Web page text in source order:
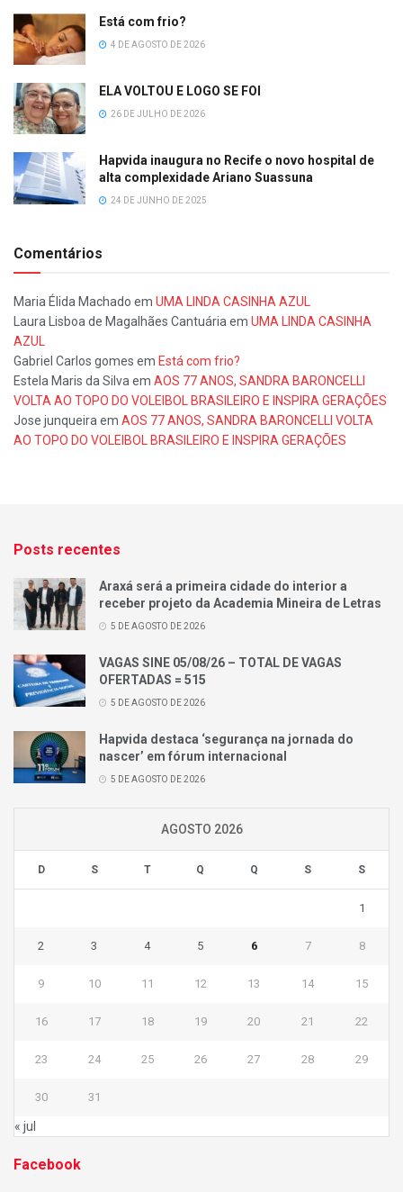
Está com frio?
4 DE AGOSTO DE 2026
ELA VOLTOU E LOGO SE FOI
26 DE JULHO DE 2026
Hapvida inaugura no Recife o novo hospital de
alta complexidade Ariano Suassuna
24 DE JUNHO DE 2025
Comentários
Maria Élida Machado em UMA LINDA CASINHA AZUL
Laura Lisboa de Magalhães Cantuáriaem UMA LINDA CASINHA
AZUL
Gabriel Carlos gomes em Está com frio?
Estela Maris da Silvaem AOS 77 ANOS, SANDRA BARONCELLI
VOLTA AO TOPO DO VOLEIBOL BRASILEIRO E INSPIRA GERAÇÕES
Jose junqueiraem AOS 77 ANOS, SANDRA BARONCELLI VOLTA
AO TOPO DO VOLEIBOL BRASILEIRO E INSPIRA GERAÇÕES
Posts recentes
Araxá será a primeira cidade do interior a
receber projeto da Academia Mineira de Letras
5 DE AGOSTO DE 2026
VAGAS SINE 05/08/26 – TOTAL DE VAGAS
OFERTADAS = 515
5 DE AGOSTO DE 2026
Hapvida destaca ‘segurança na jornada do
nascer’ em fórum internacional
5 DE AGOSTO DE 2026
AGOSTO 2026
D S T Q Q S S
1
2 3 4 5 6 7 8
9 10 11 12 13 14 15
16 17 18 19 20 21 22
23 24 25 26 27 28 29
30 31
« jul
Facebook